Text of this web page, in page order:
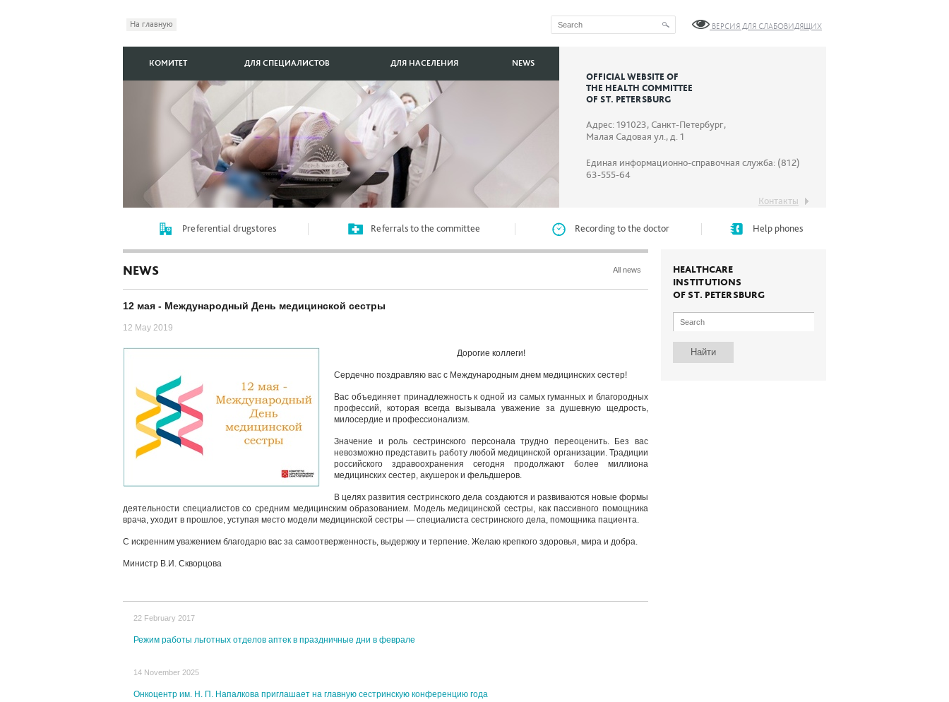
На главную ВЕРСИЯ ДЛЯ СЛАБОВИДЯЩИХ
OFFICIAL WEBSITE OF
THE HEALTH COMMITTEE
OF ST. PETERSBURG
Адрес: 191023, Санкт-Петербург,
Малая Садовая ул., д. 1
Единая информационно-справочная служба: (812)
63-555-64
Контакты
КОМИТЕТ ДЛЯ СПЕЦИАЛИСТОВ ДЛЯ НАСЕЛЕНИЯ NEWS
Preferential drugstores Referrals to the committee Recording to the doctor Help phones
HEALTHCARE
INSTITUTIONS
OF ST. PETERSBURG
NEWS All news
12 мая - Международный День медицинской сестры
12 May 2019
Дорогие коллеги!
Сердечно поздравляю вас с Международным днем медицинских сестер!
Вас объединяет принадлежность к одной из самых гуманных и благородных
профессий, которая всегда вызывала уважение за душевную щедрость,
милосердие и профессионализм.
Значение и роль сестринского персонала трудно переоценить. Без вас
невозможно представить работу любой медицинской организации. Традиции
российского здравоохранения сегодня продолжают более миллиона
медицинских сестер, акушерок и фельдшеров.
В целях развития сестринского дела создаются и развиваются новые формы
деятельности специалистов со средним медицинским образованием. Модель медицинской сестры, как пассивного помощника
врача, уходит в прошлое, уступая место модели медицинской сестры — специалиста сестринского дела, помощника пациента.
С искренним уважением благодарю вас за самоотверженность, выдержку и терпение. Желаю крепкого здоровья, мира и добра.
Министр В.И. Скворцова
22 February 2017
Режим работы льготных отделов аптек в праздничные дни в феврале
14 November 2025
Онкоцентр им. Н. П. Напалкова приглашает на главную сестринскую конференцию года